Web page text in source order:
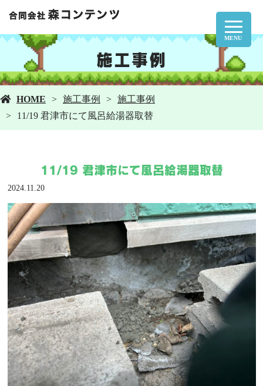
MENU
施工事例
HOME 施工事例
施工事例
11/19 君津市にて風呂給湯器取替
11/19 君津市にて風呂給湯器取替
2024.11.20